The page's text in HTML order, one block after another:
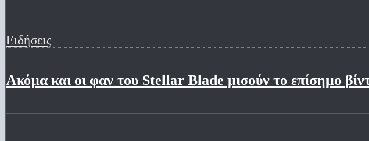
Ειδήσεις
Ακόμα και οι φαν του Stellar Blade μισούν το επίσημο